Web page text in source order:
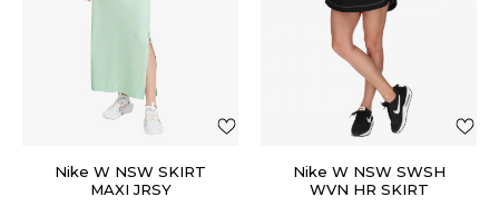
Nike W NSW SKIRT
MAXI JRSY
Nike W NSW SWSH
WVN HR SKIRT